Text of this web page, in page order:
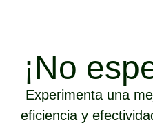
¡No
Experimenta una
eficiencia y